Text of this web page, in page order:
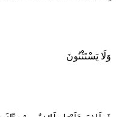
وَلَا يَسْتَثْنُونَ